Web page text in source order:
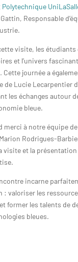
Responsable
visite, les
et l’univers
Cette journée a
de Lucie Lecarpentier
les échanges autour
bleue.
merci à notre équipe
Rodrigues-
visite et la
incarne
: valoriser les
former les talents de
bleues.